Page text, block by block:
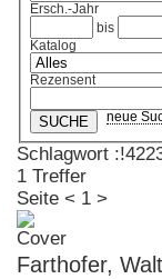
Ersch.-Jahr
bis
Katalog
Rezensent
neue
Schlagwort
1 Treffer
Seite < 1 >
Farthofer,